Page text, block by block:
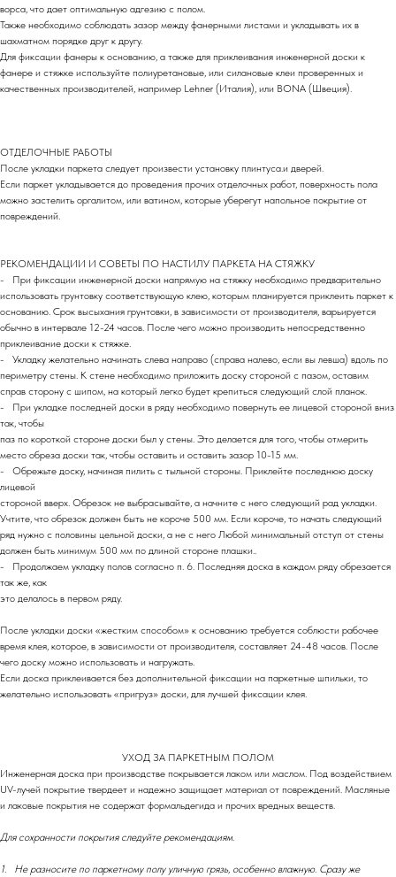
ворса, что дает оптимальную адгезию с полом.
Также необходимо соблюдать зазор между фанерными листами и укладывать их в
шахматном порядке друг к другу.
Для фиксации фанеры к основанию, а также для приклеивания инженерной доски к
фанере и стяжке используйте полиуретановые, или силановые клеи проверенных и
качественных производителей, например Lehner (Италия), или BONA (Швеция).
ОТДЕЛОЧНЫЕ РАБОТЫ
После укладки паркета следует произвести установку плинтуса.и дверей.
Если паркет укладывается до проведения прочих отделочных работ, поверхность пола
можно застелить оргалитом, или ватином, которые уберегут напольное покрытие от
повреждений.
РЕКОМЕНДАЦИИ И СОВЕТЫ ПО НАСТИЛУ ПАРКЕТА НА СТЯЖКУ
- При фиксации инженерной доски напрямую на стяжку необходимо предварительно
использовать грунтовку соответствующую клею, которым планируется приклеить паркет к
основанию. Срок высыхания грунтовки, в зависимости от производителя, варьируется
обычно в интервале 12-24 часов. После чего можно производить непосредственно
приклеивание доски к стяжке.
- Укладку желательно начинать слева направо (справа налево, если вы левша) вдоль по
периметру стены. К стене необходимо приложить доску стороной с пазом, оставим
справ сторону с шипом, на который легко будет крепиться следующий слой планок.
- При укладке последней доски в ряду необходимо повернуть ее лицевой стороной вниз
так, чтобы
паз по короткой стороне доски был у стены. Это делается для того, чтобы отмерить
место обреза доски так, чтобы оставить и оставить зазор 10-15 мм.
- Обрежьте доску, начиная пилить с тыльной стороны. Приклейте последнюю доску
лицевой
стороной вверх. Обрезок не выбрасывайте, а начните с него следующий рад укладки.
Учтите, что обрезок должен быть не короче 500 мм. Если короче, то начать следующий
ряд нужно с половины цельной доски, а не с него Любой минимальный отступ от стены
должен быть минимум 500 мм по длиной стороне плашки..
- Продолжаем укладку полов согласно п. 6. Последняя доска в каждом ряду обрезается
так же, как
это делалось в первом ряду.
После укладки доски «жестким способом» к основанию требуется соблюсти рабочее
время клея, которое, в зависимости от производителя, составляет 24-48 часов. После
чего доску можно использовать и нагружать.
Если доска приклеивается без дополнительной фиксации на паркетные шпильки, то
желательно использовать «пригруз» доски, для лучшей фиксации клея.
УХОД ЗА ПАРКЕТНЫМ ПОЛОМ
Инженерная доска при производстве покрывается лаком или маслом. Под воздействием
UV-лучей покрытие твердеет и надежно защищает материал от повреждений. Масляные
и лаковые покрытия не содержат формальдегида и прочих вредных веществ.
Для сохранности покрытия следуйте рекомендациям.
1. Не разносите по паркетному полу уличную грязь, особенно влажную. Сразу же